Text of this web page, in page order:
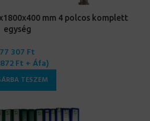
mm 4 polcos komplett
egység
77 307 Ft
Ft + Áfa)
TESZEM